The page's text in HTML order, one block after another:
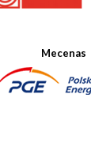
Mecenas